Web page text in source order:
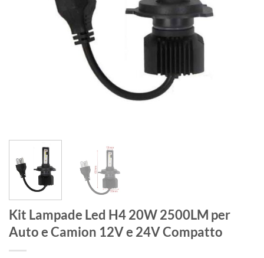
Kit Lampade Led H4 20W 2500LM per
Auto e Camion 12V e 24V Compatto